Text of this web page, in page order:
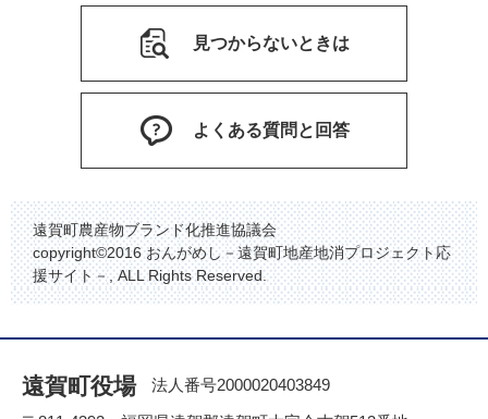
見つからないときは
よくある質問と回答
遠賀町農産物ブランド化推進協議会
copyright©2016 おんがめし－遠賀町地産地消プロジェクト応
援サイト－, ALL Rights Reserved.
遠賀町役場
法人番号2000020403849